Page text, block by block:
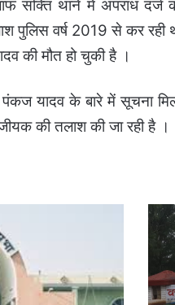
सक्ति थाने में अपराध दर्ज
पुलिस वर्ष 2019 से कर रही
की मौत हो चुकी है ।
यादव के बारे में सूचना
की तलाश की जा रही है ।
नगर
शारदा
का